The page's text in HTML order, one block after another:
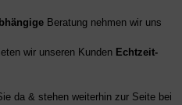
Beratung nehmen wir uns
wir unseren Kunden Echtzeit-
da & stehen weiterhin zur Seite bei